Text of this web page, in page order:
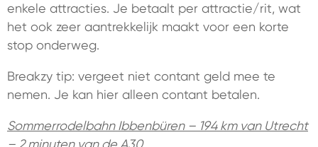
enkele attracties. Je betaalt per attractie/rit, wat
het ook zeer aantrekkelijk maakt voor een korte
stop onderweg.
Breakzy tip: vergeet niet contant geld mee te
nemen. Je kan hier alleen contant betalen.
Sommerrodelbahn Ibbenbüren – 194 km van Utrecht
– 2 minuten van de A30